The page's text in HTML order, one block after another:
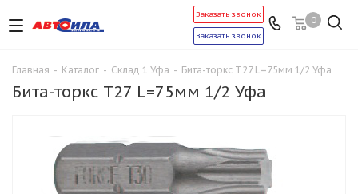
0
Заказать звонок
Заказать звонок
Главная - Каталог - Склад 1 Уфа - Бита-торкс Т27 L=75мм 1/2 Уфа
Бита-торкс Т27 L=75мм 1/2 Уфа